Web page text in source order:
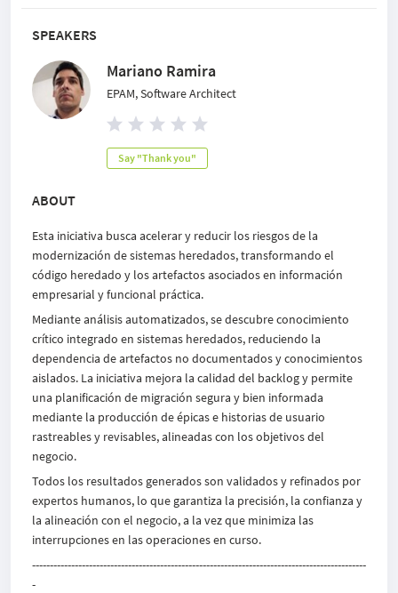
SPEAKERS
Mariano Ramira
EPAM, Software Architect
Say "Thank you"
ABOUT
Esta iniciativa busca acelerar y reducir los riesgos de la
modernización de sistemas heredados, transformando el
código heredado y los artefactos asociados en información
empresarial y funcional práctica.
Mediante análisis automatizados, se descubre conocimiento
crítico integrado en sistemas heredados, reduciendo la
dependencia de artefactos no documentados y conocimientos
aislados. La iniciativa mejora la calidad del backlog y permite
una planificación de migración segura y bien informada
mediante la producción de épicas e historias de usuario
rastreables y revisables, alineadas con los objetivos del
negocio.
Todos los resultados generados son validados y refinados por
expertos humanos, lo que garantiza la precisión, la confianza y
la alineación con el negocio, a la vez que minimiza las
interrupciones en las operaciones en curso.
----------------------------------------------------------------------------------------------
-